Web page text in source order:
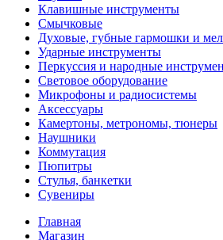
Клавишные инструменты
Смычковые
Духовые, губные гармошки и
Ударные инструменты
Перкуссия и народные
Световое оборудование
Микрофоны и радиосистемы
Аксессуары
Камертоны, метрономы, тюнеры
Наушники
Коммутация
Пюпитры
Стулья, банкетки
Сувениры
Главная
Магазин